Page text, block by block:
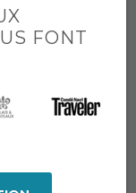
FONT